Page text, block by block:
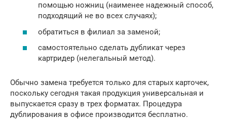
помощью ножниц (наименее надежный способ,
подходящий не во всех случаях);
обратиться в филиал за заменой;
самостоятельно сделать дубликат через
картридер (нелегальный метод).
Обычно замена требуется только для старых карточек,
поскольку сегодня такая продукция универсальная и
выпускается сразу в трех форматах. Процедура
дублирования в офисе производится бесплатно.